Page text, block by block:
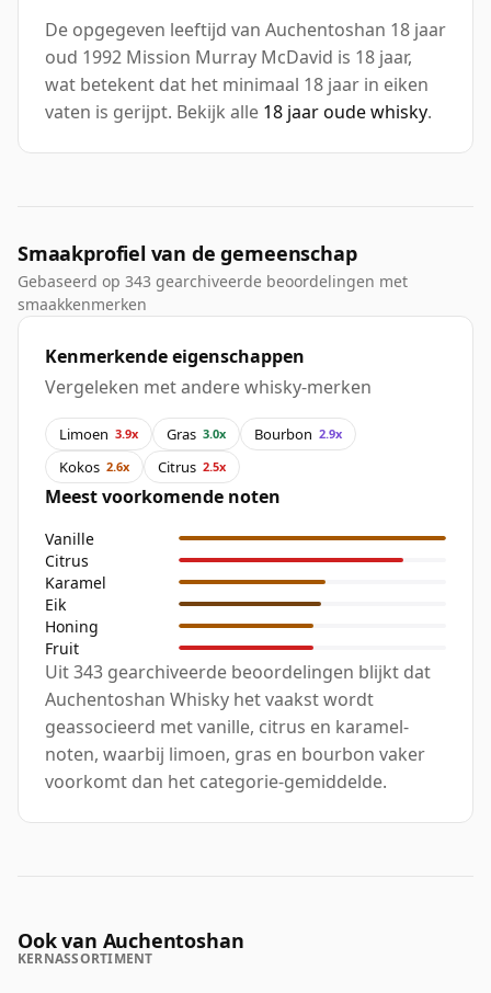
De opgegeven leeftijd van Auchentoshan 18 jaar
oud 1992 Mission Murray McDavid is 18 jaar,
wat betekent dat het minimaal 18 jaar in eiken
vaten is gerijpt. Bekijk alle 18 jaar oude whisky.
Smaakprofiel van de gemeenschap
Gebaseerd op 343 gearchiveerde beoordelingen met
smaakkenmerken
Kenmerkende eigenschappen
Vergeleken met andere whisky-merken
Limoen 3.9x Gras 3.0x Bourbon 2.9x
Kokos 2.6x Citrus 2.5x
Meest voorkomende noten
Vanille
Citrus
Karamel
Eik
Honing
Fruit
Uit 343 gearchiveerde beoordelingen blijkt dat
Auchentoshan Whisky het vaakst wordt
geassocieerd met vanille, citrus en karamel-
noten, waarbij limoen, gras en bourbon vaker
voorkomt dan het categorie-gemiddelde.
Ook van Auchentoshan
KERNASSORTIMENT